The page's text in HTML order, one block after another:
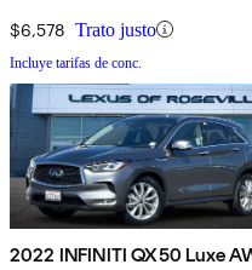
$6,578 Trato justo
Incluye tarifas de conc.
2022 INFINITI QX50 Luxe